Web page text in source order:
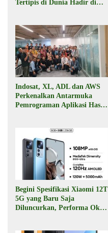
Tertipis di Dunia Hadir di
Indosat, XL, ADL dan AWS
Perkenalkan Antarmuka
Pemrograman Aplikasi Hasil
Begini Spesifikasi Xiaomi 12T
5G yang Baru Saja
Diluncurkan, Performa Oke,